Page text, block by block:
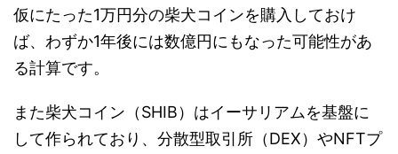
仮にたった1万円分の柴犬コインを購入しておけ
ば、わずか1年後には数億円にもなった可能性があ
る計算です。
また柴犬コイン（SHIB）はイーサリアムを基盤に
して作られており、分散型取引所（DEX）やNFTプ